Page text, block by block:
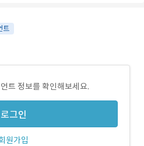
트
트 정보를 확인해보세요.
로그인
원가입